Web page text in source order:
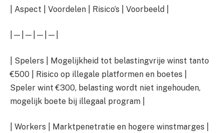
| Aspect | Voordelen | Risico’s | Voorbeeld |
|—|—|—|—|
| Spelers | Mogelijkheid tot belastingvrije winst tanto
€500 | Risico op illegale platformen en boetes |
Speler wint €300, belasting wordt niet ingehouden,
mogelijk boete bij illegaal program |
| Workers | Marktpenetratie en hogere winstmarges |